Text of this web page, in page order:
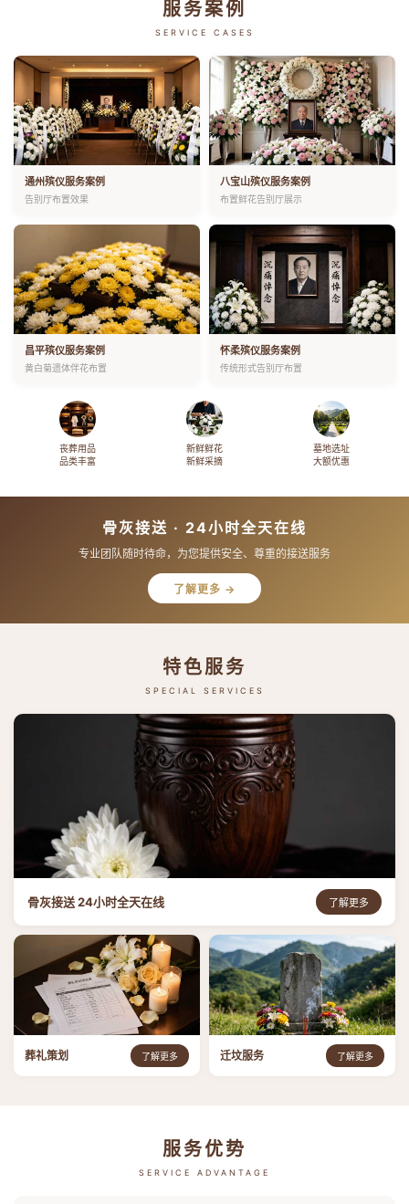
服务案例
SERVICE CASES
通州殡仪服务案例
告别厅布置效果
八宝山殡仪服务案例
布置鲜花告别厅展示
昌平殡仪服务案例
黄白菊遗体伴花布置
怀柔殡仪服务案例
传统形式告别厅布置
丧葬用品
品类丰富
新鲜鲜花
新鲜采摘
墓地选址
大额优惠
骨灰接送 · 24小时全天在线
专业团队随时待命，为您提供安全、尊重的接送服务
了解更多 →
特色服务
SPECIAL SERVICES
骨灰接送 24小时全天在线 了解更多
葬礼策划 了解更多 迁坟服务 了解更多
服务优势
SERVICE ADVANTAGE